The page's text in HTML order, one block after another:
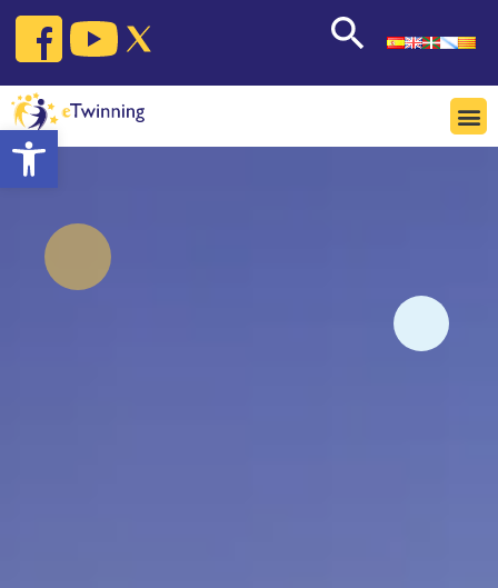
Open toolbar